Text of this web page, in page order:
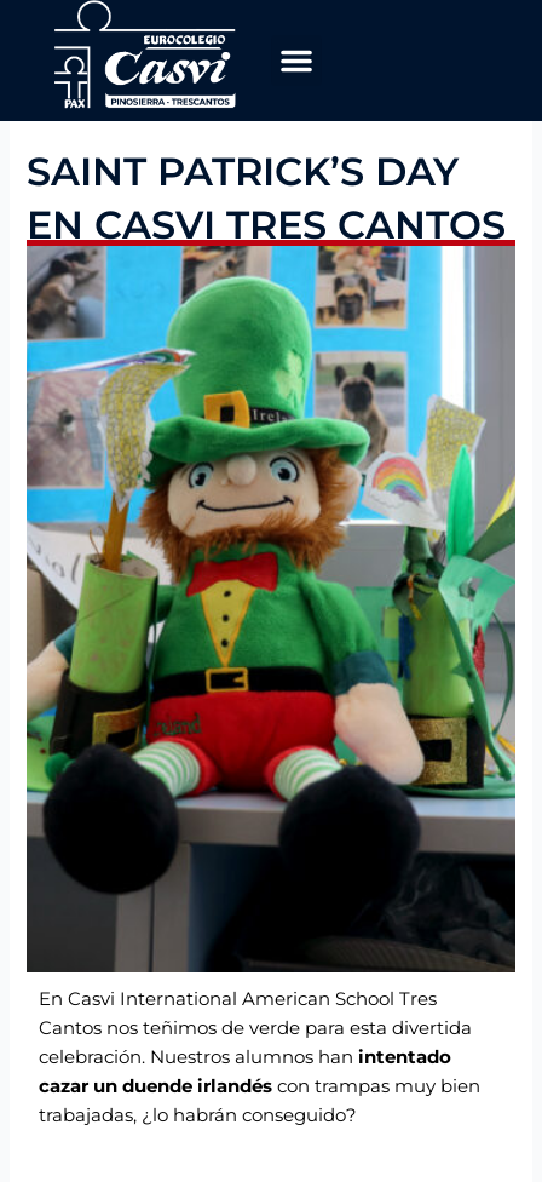
contenido
SAINT PATRICK’S DAY
EN CASVI TRES CANTOS
En Casvi International American School Tres
Cantos nos teñimos de verde para esta divertida
celebración. Nuestros alumnos hanintentado
cazar un duende irlandéscon trampas muy bien
trabajadas, ¿lo habrán conseguido?